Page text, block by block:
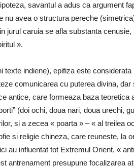
savantul a adus ca argument
nu avea o structura pereche
jurul caruia se afla substanta
».
texte indiene), epifiza este
comunicarea cu puterea divina,
antice, care formeaza baza teoretica
(doi ochi, doua nari, doua urechi,
si a zecea « poarta » – « al treilea
si religie chineza, care reuneste, la
au influentat tot Extremul Orient, «
antrenament presupune focalizarea